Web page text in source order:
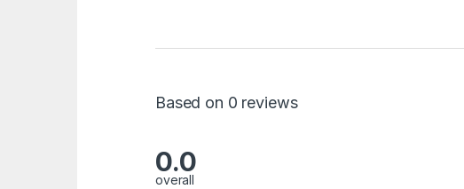
Based on 0 reviews
0.0
overall